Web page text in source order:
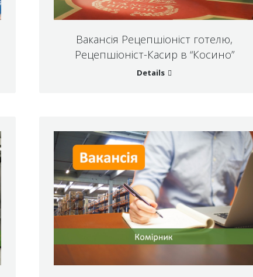
Вакансія Рецепшіоніст готелю,
Рецепшіоніст-Касир в “Косино”
Details